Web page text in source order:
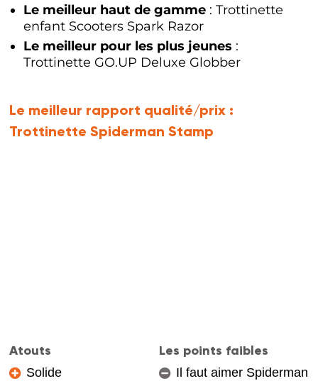
Le meilleur haut de gamme : Trottinette
enfant Scooters Spark Razor
Le meilleur pour les plus jeunes :
Trottinette GO.UP Deluxe Globber
Le meilleur rapport qualité/prix :
Trottinette Spiderman Stamp
Atouts
Solide
Les points faibles
Il faut aimer Spiderman